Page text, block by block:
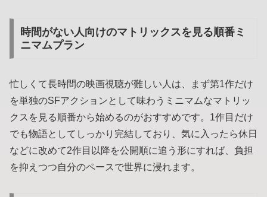
時間がない人向けのマトリックスを見る順番ミ
ニマムプラン
忙しくて長時間の映画視聴が難しい人は、まず第1作だけ
を単独のSFアクションとして味わうミニマムなマトリッ
クスを見る順番から始めるのがおすすめです。1作目だけ
でも物語としてしっかり完結しており、気に入ったら休日
などに改めて2作目以降を公開順に追う形にすれば、負担
を抑えつつ自分のペースで世界に浸れます。